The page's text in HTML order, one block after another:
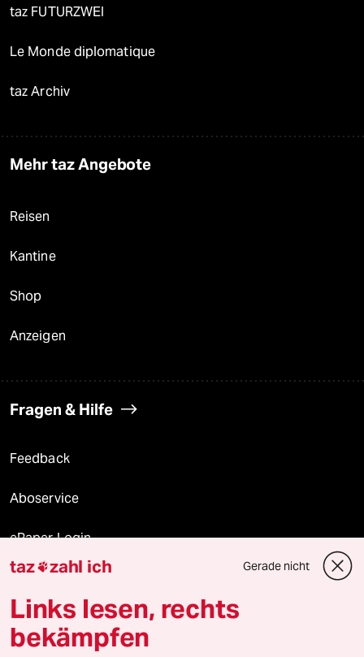
taz FUTURZWEI
Le Monde diplomatique
taz Archiv
Mehr taz Angebote
Reisen
Kantine
Shop
Anzeigen
Fragen & Hilfe
Feedback
Aboservice
ePaper Login
Downloads für Abonnierende
© 2026 taz Verlags und Vertriebs GmbH
taz zahl ich Gerade nicht
Links lesen, rechts
bekämpfen